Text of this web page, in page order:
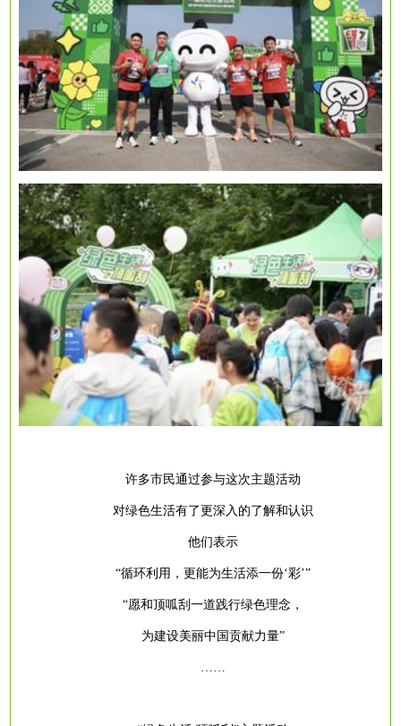
许多市民通过参与这次主题活动
对绿色生活有了更深入的了解和认识
他们表示
“循环利用，更能为生活添一份‘彩’”
“愿和顶呱刮一道践行绿色理念，
为建设美丽中国贡献力量”